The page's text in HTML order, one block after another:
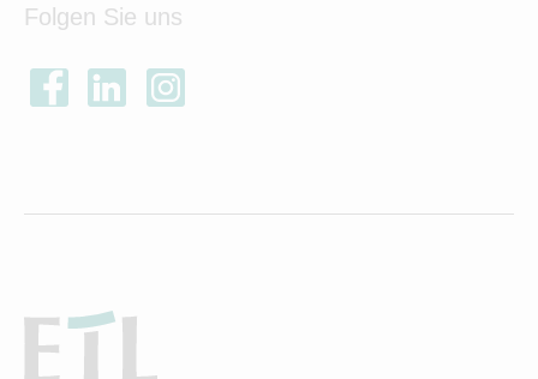
Folgen Sie uns